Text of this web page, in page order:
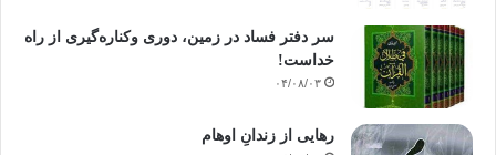
سر دفتر فساد در زمین‌، دوری وکناره‌گیری از راه
خداست‌!
۰۴/۰۸/۰۳
رهایی از زندانِ اوهام